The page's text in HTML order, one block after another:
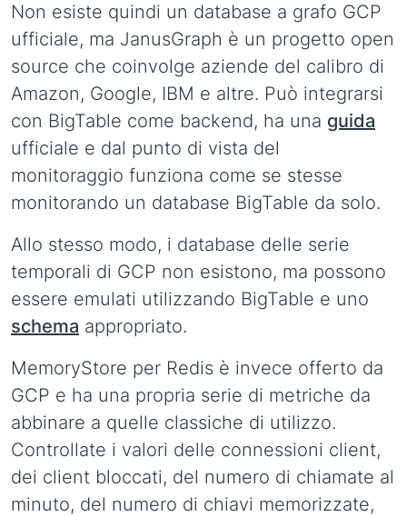
Non esiste quindi un database a grafo GCP
ufficiale, ma JanusGraph è un progetto open
source che coinvolge aziende del calibro di
Amazon, Google, IBM e altre. Può integrarsi
con BigTable come backend, ha una guida
ufficiale e dal punto di vista del
monitoraggio funziona come se stesse
monitorando un database BigTable da solo.
Allo stesso modo, i database delle serie
temporali di GCP non esistono, ma possono
essere emulati utilizzando BigTable e uno
schema appropriato.
MemoryStore per Redis è invece offerto da
GCP e ha una propria serie di metriche da
abbinare a quelle classiche di utilizzo.
Controllate i valori delle connessioni client,
dei client bloccati, del numero di chiamate al
minuto, del numero di chiavi memorizzate,